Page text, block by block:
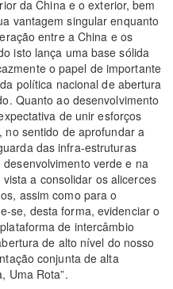
da China e o exterior, bem
vantagem singular enquanto
entre a China e os
isto lança uma base sólida
o papel de importante
política nacional de abertura
Quanto ao desenvolvimento
de unir esforços
no sentido de aprofundar a
das infra-estruturas
verde e na
a consolidar os alicerces
assim como para o
se, desta forma, evidenciar o
de intercâmbio
de alto nível do nosso
conjunta de alta
Uma Rota”.